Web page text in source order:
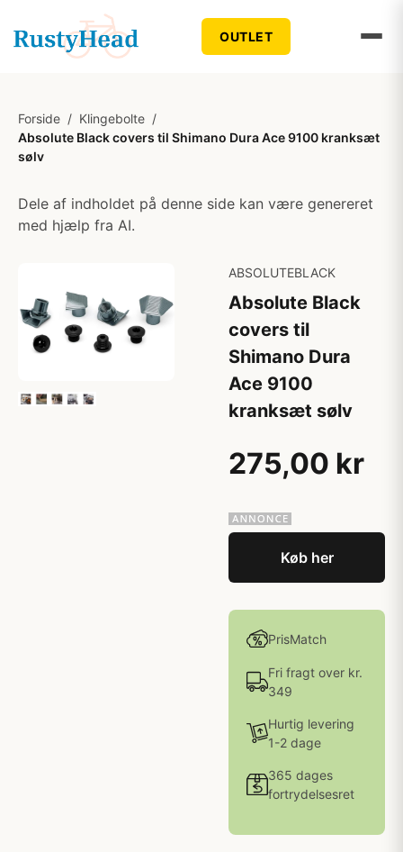
OUTLET
Forside / Klingebolte /
Absolute Black covers til Shimano Dura Ace 9100 kranksæt
sølv
Dele af indholdet på denne side kan være genereret
med hjælp fra AI.
ABSOLUTEBLACK
Absolute Black
covers til
Shimano Dura
Ace 9100
kranksæt sølv
275,00 kr
Køb her
PrisMatch
Fri fragt over kr.
349
Hurtig levering
1-2 dage
365 dages
fortrydelsesret